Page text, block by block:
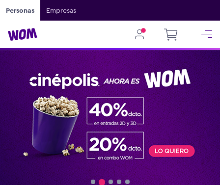
Personas Empresas